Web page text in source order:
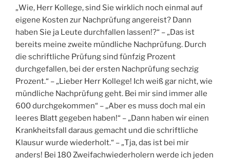
„Wie, Herr Kollege, sind Sie wirklich noch einmal auf
eigene Kosten zur Nachprüfung angereist? Dann
haben Sie ja Leute durchfallen lassen!?“ – „Das ist
bereits meine zweite mündliche Nachprüfung. Durch
die schriftliche Prüfung sind fünfzig Prozent
durchgefallen, bei der ersten Nachprüfung sechzig
Prozent.“ – „Lieber Herr Kollege! Ich weiß gar nicht, wie
mündliche Nachprüfung geht. Bei mir sind immer alle
600 durchgekommen“ – „Aber es muss doch mal ein
leeres Blatt gegeben haben!“ – „Dann haben wir einen
Krankheitsfall daraus gemacht und die schriftliche
Klausur wurde wiederholt.“ – „Tja, das ist bei mir
anders! Bei 180 Zweifachwiederholern werde ich jeden